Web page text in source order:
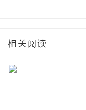
相关阅读